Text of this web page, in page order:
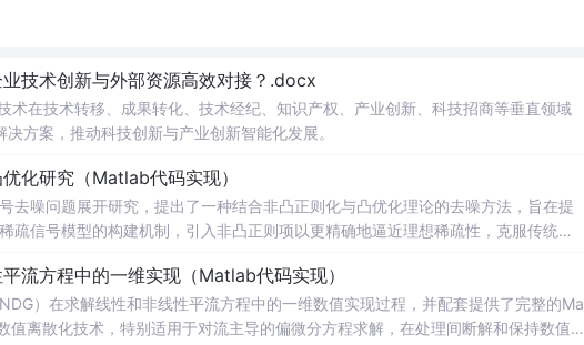
技术创新与外部资源高效对接？.docx
在技术转移、成果转化、技术经纪、知识产权、产业创新、科技招商等垂直领域
方案，推动科技创新与产业创新智能化发展。
化研究（Matlab代码实现）
去噪问题展开研究，提出了一种结合非凸正则化与凸优化理论的去噪方法，旨在提
疏信号模型的构建机制，引入非凸正则项以更精确地逼近理想稀疏性，克服传统凸
并配套提供可复现的代码资源，便于研究人员进一步验证与拓展。该方法在保留
务。; 适合人群：具备一定信号与系统、数字信号处理
编程能力的研究生、科研人员及从事语音增强、音频工程、通信系统等相关领域的
流方程中的一维实现（Matlab代码实现）
）在求解线性和非线性平流方程中的一维数值实现过程，并配套提供了完整的Ma
离散化技术，特别适用于对流主导的偏微分方程求解，在处理间断解和保持数值